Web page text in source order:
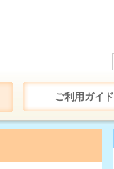
ご利用ガイド